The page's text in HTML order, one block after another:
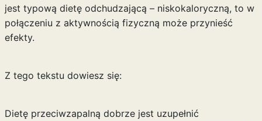
jest typową dietę odchudzającą – niskokaloryczną, to w
połączeniu z aktywnością fizyczną może przynieść
efekty.
Z tego tekstu dowiesz się:
Dietę przeciwzapalną dobrze jest uzupełnić